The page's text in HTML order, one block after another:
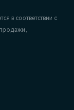
в соответствии с